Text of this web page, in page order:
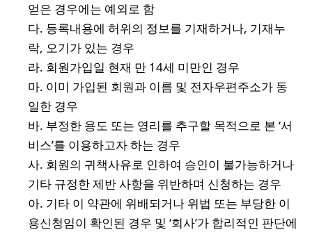
얻은 경우에는 예외로 함
다. 등록내용에 허위의 정보를 기재하거나, 기재누
락, 오기가 있는 경우
라. 회원가입일 현재 만 14세 미만인 경우
마. 이미 가입된 회원과 이름 및 전자우편주소가 동
일한 경우
바. 부정한 용도 또는 영리를 추구할 목적으로 본 ‘서
비스’를 이용하고자 하는 경우
사. 회원의 귀책사유로 인하여 승인이 불가능하거나
기타 규정한 제반 사항을 위반하며 신청하는 경우
아. 기타 이 약관에 위배되거나 위법 또는 부당한 이
용신청임이 확인된 경우 및 ‘회사’가 합리적인 판단에